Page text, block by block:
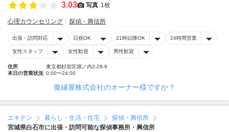
3.03 写真 1枚
心理カウンセリング 探偵・興信所
出張・訪問対応 日祝OK 21時以降OK 24時間営業
女性スタッフ 女性歓迎 男性歓迎
住所
東京都杉並区堀ノ内2-28-9
本日の営業状況 0:00〜24:00
復縁屋株式会社のオーナー様ですか？
エキテン 暮らし・生活・住宅
探偵・興信所
宮城県白石市に出張・訪問可能な探偵事務所・興信所